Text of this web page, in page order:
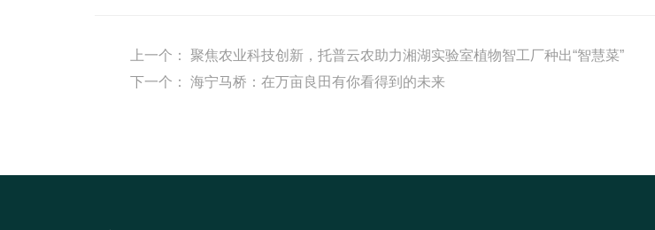
上一个：
聚焦农业科技创新，托普云农助力湘湖实验室植物智工厂种出“智慧菜”
下一个：
海宁马桥：在万亩良田有你看得到的未来